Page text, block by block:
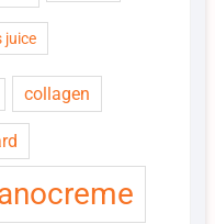
juice
collagen